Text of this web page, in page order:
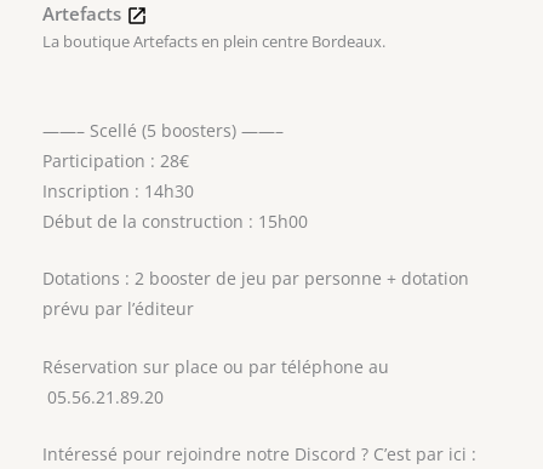
Artefacts
La boutique Artefacts en plein centre Bordeaux.
——– Scellé (5 boosters) ——–
Participation : 28€
Inscription : 14h30
Début de la construction : 15h00
Dotations : 2 booster de jeu par personne + dotation
prévu par l’éditeur
Réservation sur place ou par téléphone au
05.56.21.89.20
Intéressé pour rejoindre notre Discord ? C’est par ici :